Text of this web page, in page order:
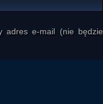
adres e-mail (nie będzie